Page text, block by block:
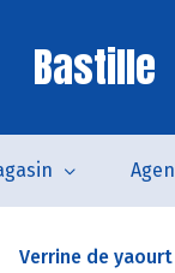
Bastille
Verrine de